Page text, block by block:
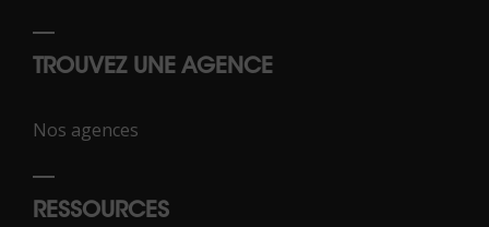
TROUVEZ UNE AGENCE
Nos agences
RESSOURCES